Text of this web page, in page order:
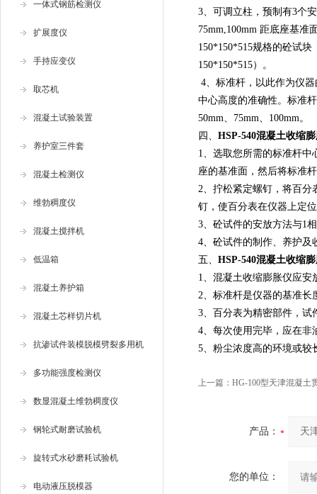
一体式钢筋检测仪
扩展度仪
手持应变仪
取芯机
混凝土试验装置
养护室三件套
混凝土检测仪
维勃稠度仪
混凝土搅拌机
低温箱
混凝土养护箱
混凝土芯样切片机
抗渗试件装模脱模劈裂多用机
多功能强度检测仪
数显混凝土维勃稠度仪
钢轮式耐磨试验机
旋转式水砂磨耗试验机
电动液压脱模器
3、可调立柱，预制有3个
75mm,100mm 距底座基准
150*150*515规格的砼试
150*150*515）。
4、标准杆，以此作为仪
中心高度的准确性。标准
50mm、75mm、100mm。
四、 HSP-540混凝土收缩
1、选取您所需的标准杆
座的基准面，然后将标准
2、拧松紧定螺钉，将百分
钉，使百分表在仪器上定
3、砼试件的安放方法与1
4、砼试件的制作、养护及
五、 HSP-540混凝土收缩
1、混凝土收缩膨胀仪应
2、标准杆是仪器的基准长
3、百分表为精密部件，试
4、每次使用完毕，应在非
5、粉尘浓度高的环境或较
上一篇： HG-100型天津混凝土
产品：
您的单位：